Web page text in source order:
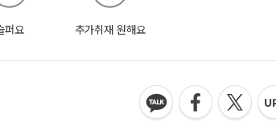
퍼요 추가취재 원해요